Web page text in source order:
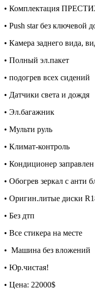
• Комплектация
• Push star без ключевой
• Камера заднего вида,
• Полный эл.пакет
• подогрев всех сидений
• Датчики света и дождя
• Эл.багажник
• Мульти руль
• Климат-контроль
• Кондиционер заправлен
• Обогрев зеркал с анти
• Оригин.литые диски
• Без дтп
• Все стикера на месте
• Машина без вложений
• Юр.чистая!
• Цена: 22000$